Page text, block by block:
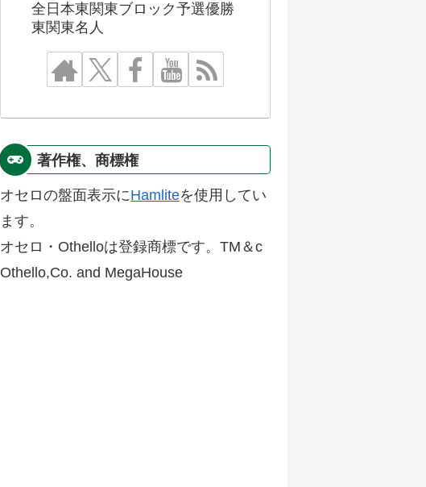
全日本東関東ブロック予選優勝
東関東名人
著作権、商標権
オセロの盤面表示にHamliteを使用してい
ます。
オセロ・Othelloは登録商標です。TM＆c
Othello,Co. and MegaHouse